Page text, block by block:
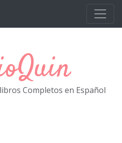
Completos en Español